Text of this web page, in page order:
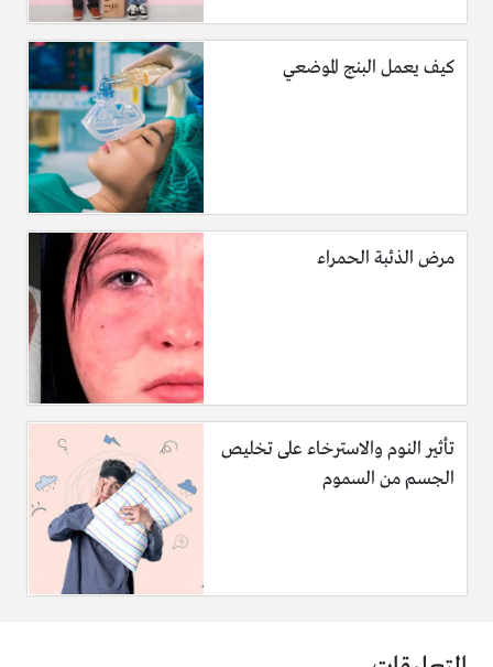
كيف يعمل البنج الموضعي
مرض الذئبة الحمراء
تأثير النوم والاسترخاء على تخليص
الجسم من السموم